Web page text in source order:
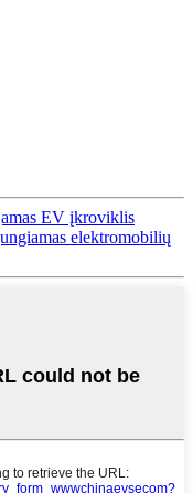
EV įkroviklis
elektromobilių